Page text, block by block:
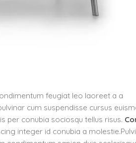
feugiat leo laoreet a a
cum suspendisse cursus
per conubia sociosqu tellus risus.
integer id conubia a